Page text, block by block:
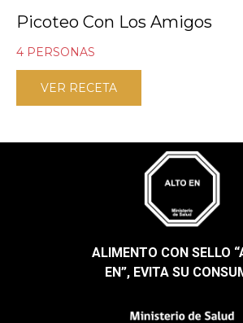
Picoteo Con Los Amigos
4 PERSONAS
VER RECETA
ALIMENTO CON SELLO
EN”, EVITA SU